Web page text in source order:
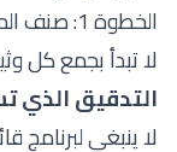
الخطوة 1: صنف المورد حسب المخاطر أولاً
لا تبدأ بجمع كل
التدقيق الذي
لا ينبغي لبرنامج